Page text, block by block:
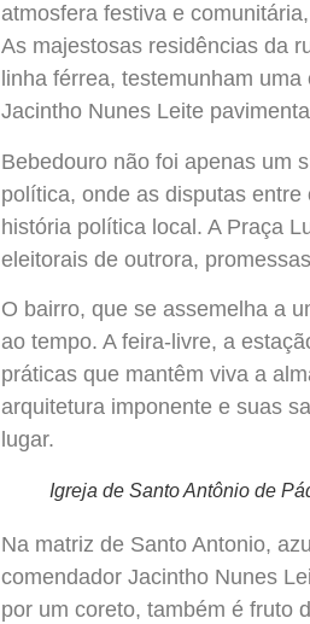
atmosfera festiva e
As majestosas residências da
linha férrea, testemunham
Jacintho Nunes Leite
Bebedouro não foi apenas um
política, onde as disputas entre
história política local. A Praça
eleitorais de outrora,
O bairro, que se assemelha a
ao tempo. A feira-livre, a
práticas que mantêm viva a
arquitetura imponente e suas
lugar.
Igreja de Santo Antônio de
Na matriz de Santo Antonio,
comendador Jacintho Nunes
por um coreto, também é fruto